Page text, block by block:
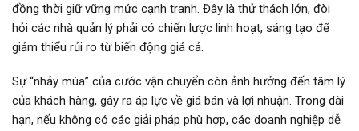
đồng thời giữ vững mức cạnh tranh. Đây là thử thách lớn, đòi
hỏi các nhà quản lý phải có chiến lược linh hoạt, sáng tạo để
giảm thiểu rủi ro từ biến động giá cả.
Sự “nhảy múa” của cước vận chuyển còn ảnh hưởng đến tâm lý
của khách hàng, gây ra áp lực về giá bán và lợi nhuận. Trong dài
hạn, nếu không có các giải pháp phù hợp, các doanh nghiệp dễ